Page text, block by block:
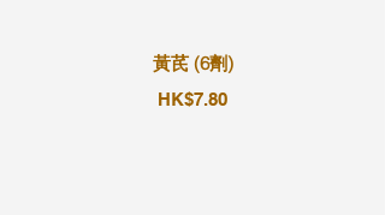
黃芪 (6劑)
HK$7.80